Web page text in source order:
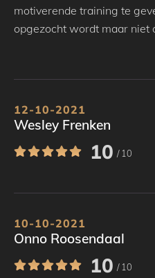
motiverende training te
opgezocht wordt maar niet
12-10-2021
Wesley Frenken
10 / 10
10-10-2021
Onno Roosendaal
10 / 10